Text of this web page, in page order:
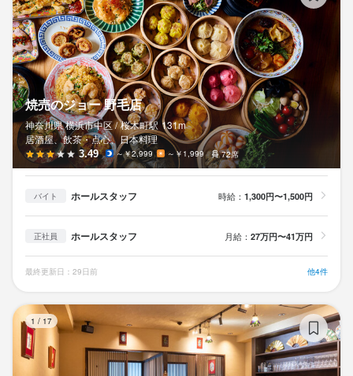
焼売のジョー 野毛店
神奈川県 横浜市中区 / 桜木町駅 131m
居酒屋、飲茶・点心、日本料理
3.49 ～￥2,999 ～￥1,999 72席
バイト ホールスタッフ 時給： 1,300円〜1,500円
正社員 ホールスタッフ 月給： 27万円〜41万円
最終更新日：29日前 他4件
1 / 17